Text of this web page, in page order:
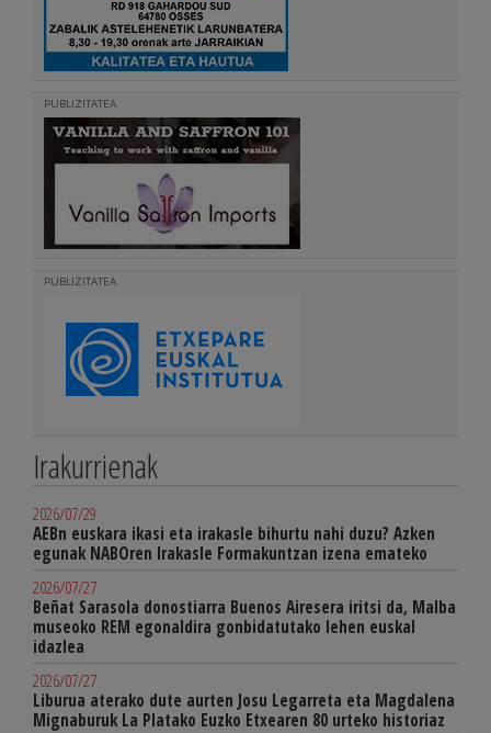
PUBLIZITATEA
PUBLIZITATEA
Irakurrienak
2026/07/29
AEBn euskara ikasi eta irakasle bihurtu nahi duzu? Azken
egunak NABOren Irakasle Formakuntzan izena emateko
2026/07/27
Beñat Sarasola donostiarra Buenos Airesera iritsi da, Malba
museoko REM egonaldira gonbidatutako lehen euskal
idazlea
2026/07/27
Liburua aterako dute aurten Josu Legarreta eta Magdalena
Mignaburuk La Platako Euzko Etxearen 80 urteko historiaz